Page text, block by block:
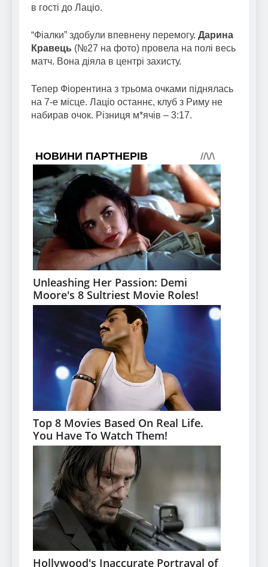
в гості до Лаціо.
“Фіалки” здобули впевнену перемогу. Дарина
Кравець (№27 на фото) провела на полі весь
матч. Вона діяла в центрі захисту.
Тепер Фіорентина з трьома очками піднялась
на 7-е місце. Лаціо останнє, клуб з Риму не
набирав очок. Різниця м*ячів – 3:17.